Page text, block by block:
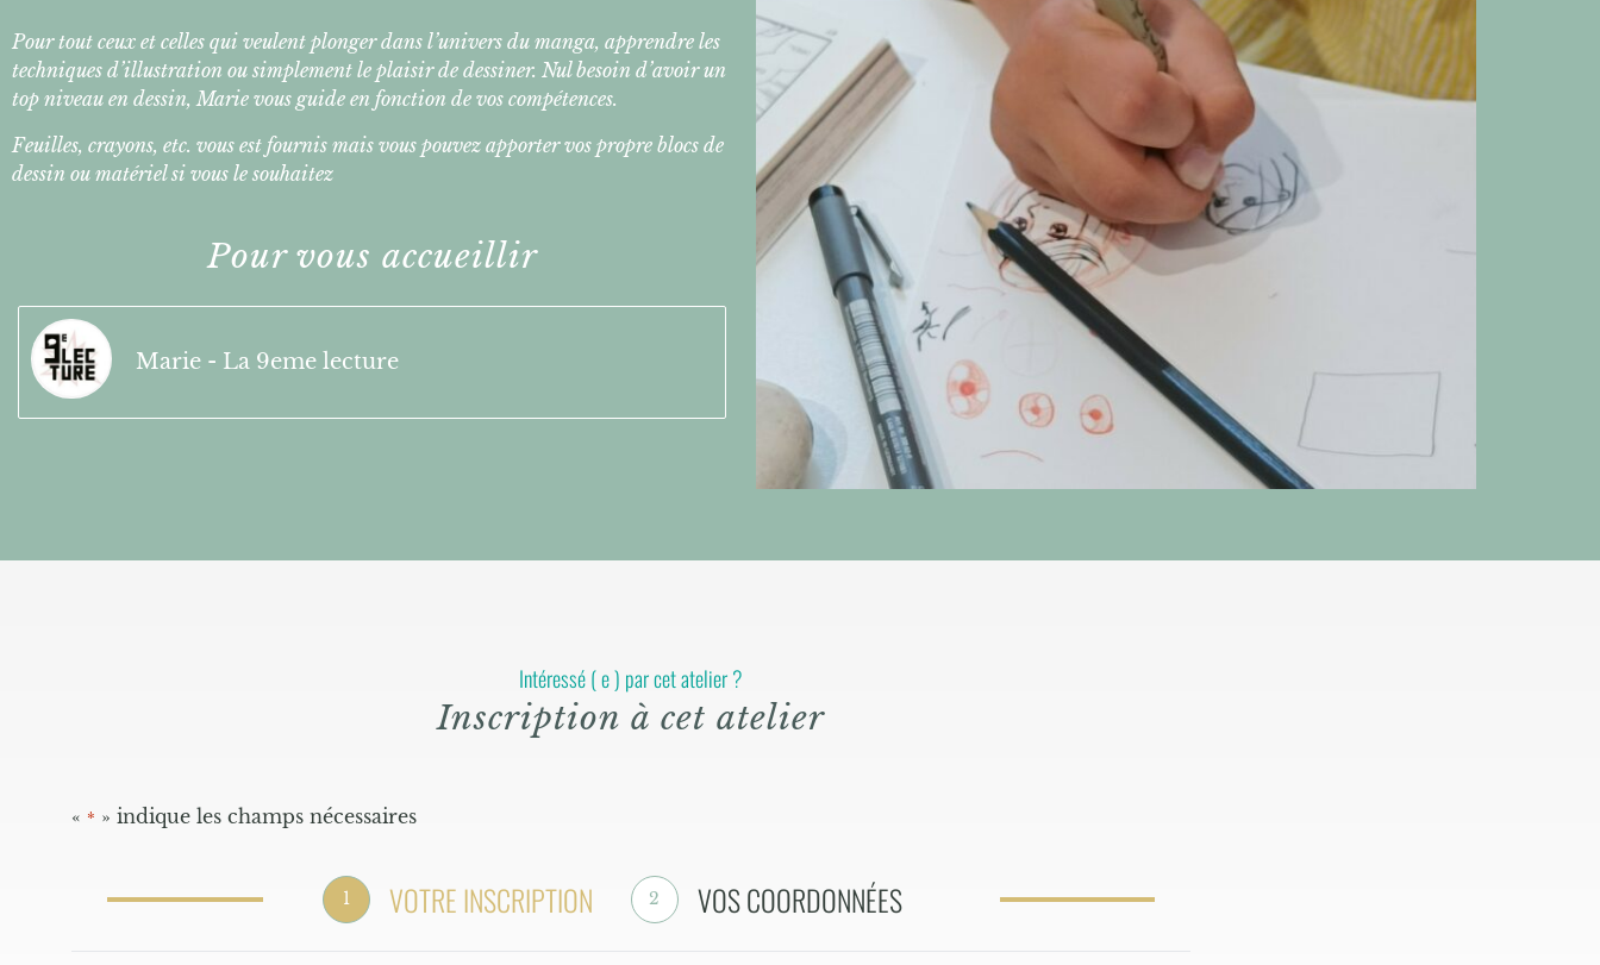
Pour tout ceux et celles qui veulent plonger dans l’univers du manga, apprendre les
techniques d’illustration ou simplement le plaisir de dessiner. Nul besoin d’avoir un
top niveau en dessin, Marie vous guide en fonction de vos compétences.
Feuilles, crayons, etc. vous est fournis mais vous pouvez apporter vos propre blocs de
dessin ou matériel si vous le souhaitez
Pour vous accueillir
Marie - La 9eme lecture
Intéressé ( e ) par cet atelier ?
Inscription à cet atelier
« * » indique les champs nécessaires
1 VOTRE INSCRIPTION 2 VOS COORDONNÉES